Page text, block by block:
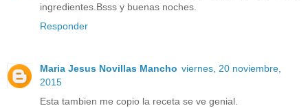
ingredientes.Bsss y buenas noches.
Responder
Maria Jesus Novillas Mancho viernes, 20 noviembre,
2015
Esta tambien me copio la receta se ve genial.